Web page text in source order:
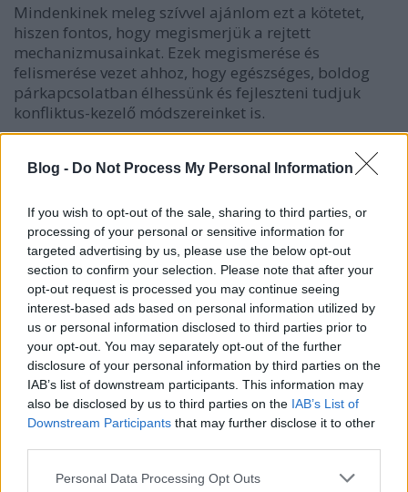
Blog - Do Not Process My Personal Information
If you wish to opt-out of the sale, sharing to third parties, or
processing of your personal or sensitive information for
targeted advertising by us, please use the below opt-out
section to confirm your selection. Please note that after your
opt-out request is processed you may continue seeing
interest-based ads based on personal information utilized by
us or personal information disclosed to third parties prior to
your opt-out. You may separately opt-out of the further
disclosure of your personal information by third parties on the
IAB’s list of downstream participants. This information may
also be disclosed by us to third parties on the IAB’s List of
Downstream Participants that may further disclose it to other
Please note that this website/app uses one or more Google
Personal Data Processing Opt Outs
Mindenkinek meleg szívvel ajánlom ezt a kötetet,
hiszen fontos, hogy megismerjük a rejtett
mechanizmusainkat. Ezek megismerése és
felismerése vezet ahhoz, hogy egészséges, boldog
párkapcsolatban élhessünk és fejleszteni tudjuk
konfliktus-kezelő módszereinket is.
boncolgatja és a borítón is megjelenik a szívecske,
ezért e köré gondoltam ki az elkészített ételt is. Parti
falatkákat készítettem, melynek alapja a pizzatészta
és a rajta lévő ricottás krémre harsány, piros
paradicsom és paprika került.